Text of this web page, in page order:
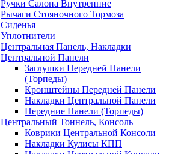
Ручки Салона Внутренние
Рычаги Стояночного Тормоза
Сиденья
Уплотнители
Центральная Панель, Накладки
Центральной Панели
Заглушки Передней Панели
(Торпеды)
Кронштейны Передней Панели
Накладки Центральной Панели
Передние Панели (Торпеды)
Центральный Тоннель, Консоль
Коврики Центральной Консоли
Накладки Кулисы КПП